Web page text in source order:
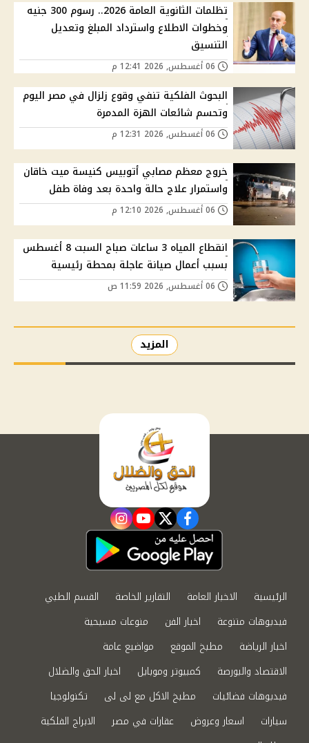
تظلمات الثانوية العامة 2026.. رسوم 300 جنيه
وخطوات الاطلاع واسترداد المبلغ وتعديل
التنسيق
البحوث الفلكية تنفي وقوع زلزال في مصر اليوم
وتحسم شائعات الهزة المدمرة
خروج معظم مصابي أتوبيس كنيسة ميت خاقان
واستمرار علاج حالة واحدة بعد وفاة طفل
انقطاع المياه 3 ساعات صباح السبت 8 أغسطس
بسبب أعمال صيانة عاجلة بمحطة رئيسية
المزيد
facebook
twitter
youtube
instagram
الرئيسية الاخبار العامة التقارير الخاصة
القسم الطبي
فيديوهات متنوعة
اخبار الفن
منوعات مسيحية
اخبار الرياضة
مطبخ الموقع
مواضيع عامة
الاقتصاد والبورصة
كمبيوتر وموبايل
اخبار الحق والضلال
فيديوهات فضائيات
مطبخ الاكل مع لى لى
تكنولوجيا
سيارات
اسعار وعروض عقارات في مصر
الابراج الفلكية